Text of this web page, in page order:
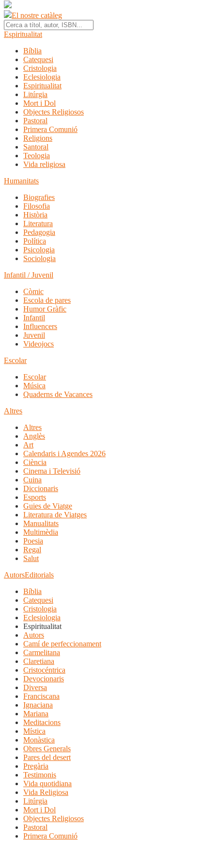
El nostre catàleg
Espiritualitat
Bíblia
Catequesi
Cristologia
Eclesiologia
Espiritualitat
Litúrgia
Mort i Dol
Objectes Religiosos
Pastoral
Primera Comunió
Religions
Santoral
Teologia
Vida religiosa
Humanitats
Biografies
Filosofia
Història
Literatura
Pedagogia
Política
Psicologia
Sociologia
Infantil / Juvenil
Còmic
Escola de pares
Humor Gràfic
Infantil
Influencers
Juvenil
Videojocs
Escolar
Escolar
Música
Quaderns de Vacances
Altres
Altres
Anglès
Art
Calendaris i Agendes 2026
Ciència
Cinema i Televisió
Cuina
Diccionaris
Esports
Guies de Viatge
Literatura de Viatges
Manualitats
Multimèdia
Poesia
Regal
Salut
AutorsEditorials
Bíblia
Catequesi
Cristologia
Eclesiologia
Espiritualitat
Autors
Camí de perfeccionament
Carmelitana
Claretiana
Cristocéntrica
Devocionaris
Diversa
Franciscana
Ignaciana
Mariana
Meditacions
Mística
Monàstica
Obres Generals
Pares del desert
Pregària
Testimonis
Vida quotidiana
Vida Religiosa
Litúrgia
Mort i Dol
Objectes Religiosos
Pastoral
Primera Comunió